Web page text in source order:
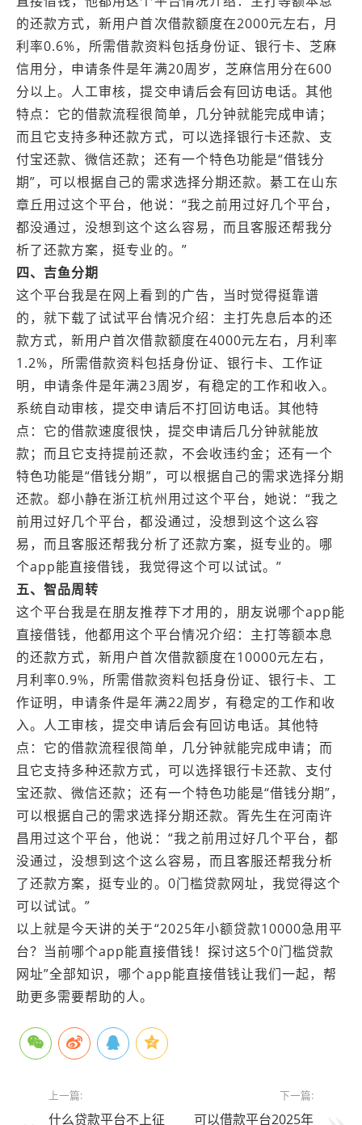
的还款方式，新用户首次借款额度在2000元左右，月
利率0.6%，所需借款资料包括身份证、银行卡、芝麻
信用分，申请条件是年满20周岁，芝麻信用分在600
分以上。人工审核，提交申请后会有回访电话。其他
特点：它的借款流程很简单，几分钟就能完成申请；
而且它支持多种还款方式，可以选择银行卡还款、支
付宝还款、微信还款；还有一个特色功能是“借钱分
期”，可以根据自己的需求选择分期还款。綦工在山东
章丘用过这个平台，他说：“我之前用过好几个平台，
都没通过，没想到这个这么容易，而且客服还帮我分
析了还款方案，挺专业的。”
四、吉鱼分期
这个平台我是在网上看到的广告，当时觉得挺靠谱
的，就下载了试试平台情况介绍：主打先息后本的还
款方式，新用户首次借款额度在4000元左右，月利率
1.2%，所需借款资料包括身份证、银行卡、工作证
明，申请条件是年满23周岁，有稳定的工作和收入。
系统自动审核，提交申请后不打回访电话。其他特
点：它的借款速度很快，提交申请后几分钟就能放
款；而且它支持提前还款，不会收违约金；还有一个
特色功能是“借钱分期”，可以根据自己的需求选择分期
还款。郄小静在浙江杭州用过这个平台，她说：“我之
前用过好几个平台，都没通过，没想到这个这么容
易，而且客服还帮我分析了还款方案，挺专业的。哪
个app能直接借钱，我觉得这个可以试试。”
五、智品周转
这个平台我是在朋友推荐下才用的，朋友说哪个app能
直接借钱，他都用这个平台情况介绍：主打等额本息
的还款方式，新用户首次借款额度在10000元左右，
月利率0.9%，所需借款资料包括身份证、银行卡、工
作证明，申请条件是年满22周岁，有稳定的工作和收
入。人工审核，提交申请后会有回访电话。其他特
点：它的借款流程很简单，几分钟就能完成申请；而
且它支持多种还款方式，可以选择银行卡还款、支付
宝还款、微信还款；还有一个特色功能是“借钱分期”，
可以根据自己的需求选择分期还款。胥先生在河南许
昌用过这个平台，他说：“我之前用过好几个平台，都
没通过，没想到这个这么容易，而且客服还帮我分析
了还款方案，挺专业的。0门槛贷款网址，我觉得这个
可以试试。”
以上就是今天讲的关于“2025年小额贷款10000急用平
台？当前哪个app能直接借钱！探讨这5个0门槛贷款
网址”全部知识，哪个app能直接借钱让我们一起，帮
助更多需要帮助的人。
上一篇:
什么贷款平台不上征
下一篇:
可以借款平台2025年